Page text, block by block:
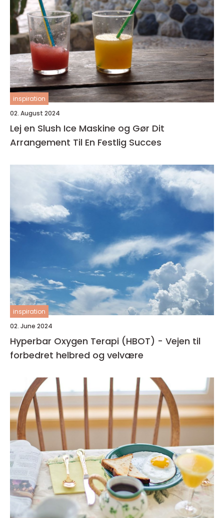
inspiration
02. August 2024
Lej en Slush Ice Maskine og Gør Dit
Arrangement Til En Festlig Succes
inspiration
02. June 2024
Hyperbar Oxygen Terapi (HBOT) - Vejen til
forbedret helbred og velvære